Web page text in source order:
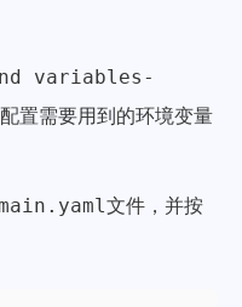
variables-
置需要用到的环境变量
文件，并按